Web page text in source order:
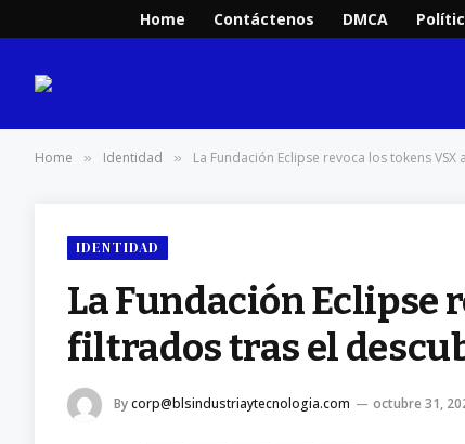
Home Contáctenos DMCA
Home » Identidad » La Fundación Eclipse revoca los tokens
IDENTIDAD
La Fundación Eclipse
filtrados tras el
Bycorp@blsindustriaytecnologia.com octubre 31,